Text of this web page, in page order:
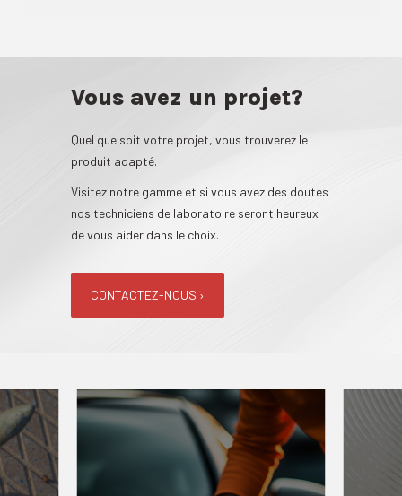
Vous avez un projet?
Quel que soit votre projet, vous trouverez le
produit adapté.
Visitez notre gamme et si vous avez des doutes
nos techniciens de laboratoire seront heureux
de vous aider dans le choix.
CONTACTEZ-NOUS ›